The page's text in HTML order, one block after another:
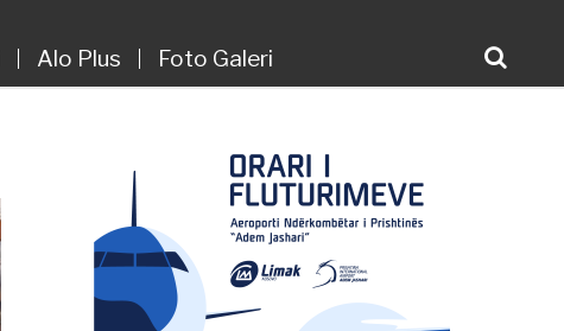
Alo Plus Foto Galeri